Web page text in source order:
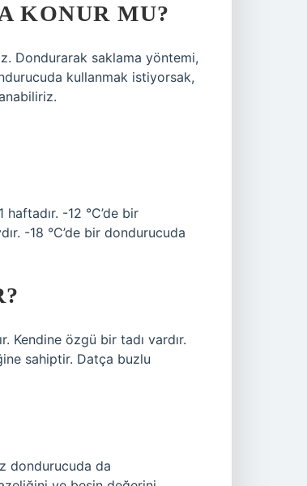
KONUR MU?
Dondurarak saklama yöntemi,
kullanmak istiyorsak,
-12 °C’de bir
-18 °C’de bir dondurucuda
Kendine özgü bir tadı vardır.
sahiptir. Datça buzlu
dondurucuda da